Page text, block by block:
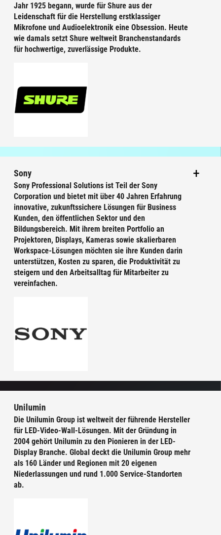
Jahr 1925 begann, wurde für Shure aus der
Leidenschaft für die Herstellung erstklassiger
Mikrofone und Audioelektronik eine Obsession. Heute
wie damals setzt Shure weltweit Branchenstandards
für hochwertige, zuverlässige Produkte.
Sony
Sony Professional Solutions ist Teil der Sony
Corporation und bietet mit über 40 Jahren Erfahrung
innovative, zukunftssichere Lösungen für Business
Kunden, den öffentlichen Sektor und den
Bildungsbereich. Mit ihrem breiten Portfolio an
Projektoren, Displays, Kameras sowie skalierbaren
Workspace-Lösungen möchten sie ihre Kunden darin
unterstützen, Kosten zu sparen, die Produktivität zu
steigern und den Arbeitsalltag für Mitarbeiter zu
vereinfachen.
Unilumin
Die Unilumin Group ist weltweit der führende Hersteller
für LED-Video-Wall-Lösungen. Mit der Gründung in
2004 gehört Unilumin zu den Pionieren in der LED-
Display Branche. Global deckt die Unilumin Group mehr
als 160 Länder und Regionen mit 20 eigenen
Niederlassungen und rund 1.000 Service-Standorten
ab.